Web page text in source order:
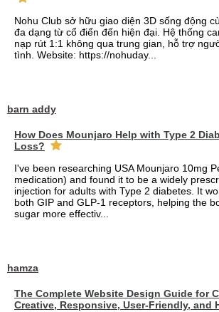
Nohu Club sở hữu giao diện 3D sống động
đa dạng từ cổ điển đến hiện đại. Hệ thống
nạp rút 1:1 không qua trung gian, hỗ trợ
tình. Website: https://nohuday...
barn addy
How Does Mounjaro Help with Type 2
Loss?
I've been researching USA Mounjaro 10mg
medication) and found it to be a widely
injection for adults with Type 2 diabetes. It
both GIP and GLP-1 receptors, helping the
sugar more effectiv...
hamza
The Complete Website Design Guide for
Creative, Responsive, User-Friendly, and